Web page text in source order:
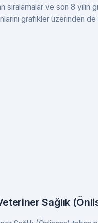
sıralamalar ve son 8
grafikler üzerinden
Sağlık